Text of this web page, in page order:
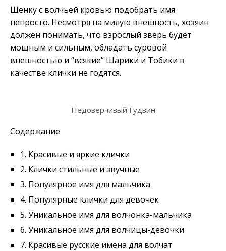
Щенку с волчьей кровью подобрать имя
непросто. Несмотря на милую внешность, хозяин
должен понимать, что взрослый зверь будет
мощным и сильным, обладать суровой
внешностью и “всякие” Шарики и Тобики в
качестве клички не годятся.
Недоверчивый Гудвин
Содержание
1. Красивые и яркие клички
2. Клички стильные и звучные
3. Популярное имя для мальчика
4. Популярные клички для девочек
5. Уникальное имя для волчонка-мальчика
6. Уникальное имя для волчицы-девочки
7. Красивые русские имена для волчат